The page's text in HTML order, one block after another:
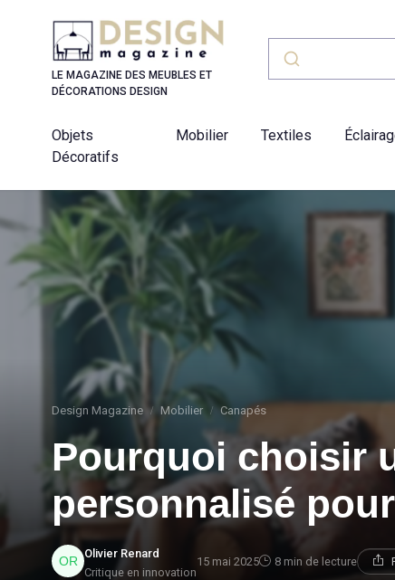
LE MAGAZINE DES MEUBLES ET
DÉCORATIONS DESIGN
Objets
Décoratifs
Mobilier Textiles
Design Magazine Mobilier Canapés
Pourquoi choisir
personnalisé
Olivier Renard
Critique en innovation
15 mai 2025 8 min de lecture